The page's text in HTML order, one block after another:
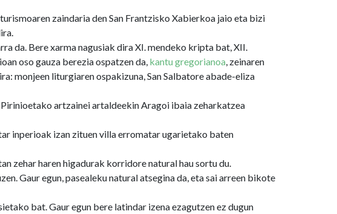
zaindaria den San Frantzisko Xabierkoa jaio eta bizi
da. Bere xarma nagusiak dira XI. mendeko kripta bat, XII.
oso gauza berezia ospatzen da, kantu gregorianoa , zeinaren
monjeen liturgiaren ospakizuna, San Salbatore abade-eliza
artzainei artaldeekin Aragoi ibaia zeharkatzea
inperioak izan zituen villa erromatar ugarietako baten
zehar haren higadurak korridore natural hau sortu du.
Gaur egun, pasealeku natural atsegina da, eta sai arreen bikote
bat. Gaur egun bere latindar izena ezagutzen ez dugun